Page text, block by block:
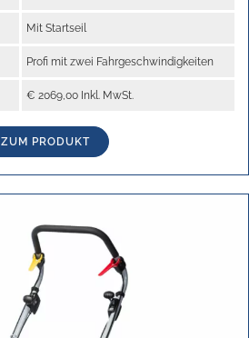
Mit Startseil
Profi mit zwei Fahrgeschwindigkeiten
€ 2069,00 Inkl. MwSt.
ZUM PRODUKT